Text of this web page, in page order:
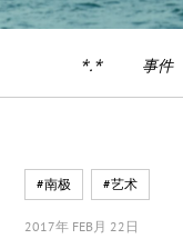
*.* 事件
#南极 #艺术
2017年 FEB月 22日